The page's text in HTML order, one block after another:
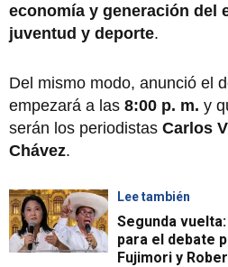
economía y generación del
juventud y deporte.
Del mismo modo, anunció el
empezará a las 8:00 p. m. y
serán los periodistas Carlos
Chávez.
Lee también
Segunda
para el debate
Fujimori y